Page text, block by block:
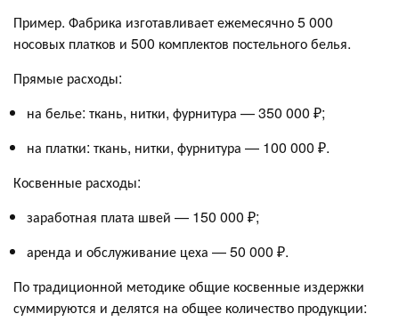
Пример. Фабрика изготавливает ежемесячно 5 000
носовых платков и 500 комплектов постельного белья.
Прямые расходы:
на белье: ткань, нитки, фурнитура — 350 000 ₽;
на платки: ткань, нитки, фурнитура — 100 000 ₽.
Косвенные расходы:
заработная плата швей — 150 000 ₽;
аренда и обслуживание цеха — 50 000 ₽.
По традиционной методике общие косвенные издержки
суммируются и делятся на общее количество продукции: